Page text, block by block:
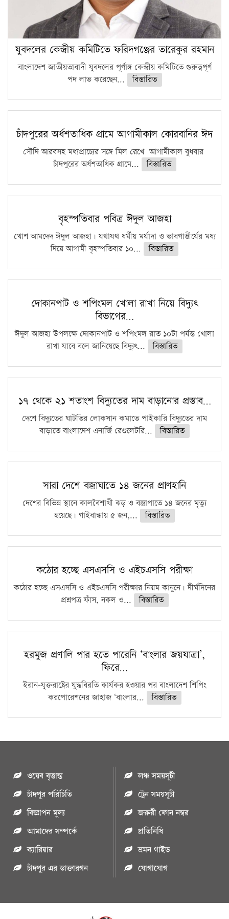
যুবদলের কেন্দ্রীয় কমিটিতে ফরিদগঞ্জের তারেকুর রহমান
বাংলাদেশ জাতীয়তাবাদী যুবদলের পূর্ণাঙ্গ কেন্দ্রীয় কমিটিতে গুরুত্বপূর্ণ
পদ লাভ করেছেন...
বিস্তারিত
চাঁদপুরের অর্ধশতাধিক গ্রামে আগামীকাল কোরবানির ঈদ
সৌদি আরবসহ মধ্যপ্রাচ্যের সঙ্গে মিল রেখে আগামীকাল বুধবার
চাঁদপুরের অর্ধশতাধিক গ্রামে...
বিস্তারিত
বৃহস্পতিবার পবিত্র ঈদুল আজহা
খোশ আমদেদ ঈদুল আজহা। যথাযথ ধর্মীয় মর্যাদা ও ভাবগাম্ভীর্যের মধ্য
দিয়ে আগামী বৃহস্পতিবার ১০...
বিস্তারিত
দোকানপাট ও শপিংমল খোলা রাখা নিয়ে বিদ্যুৎ
বিভাগের…
ঈদুল আজহা উপলক্ষে দোকানপাট ও শপিংমল রাত ১০টা পর্যন্ত খোলা
রাখা যাবে বলে জানিয়েছে বিদ্যুৎ...
বিস্তারিত
১৭ থেকে ২১ শতাংশ বিদ্যুতের দাম বাড়ানোর প্রস্তাব…
দেশে বিদ্যুতের ঘাটতির লোকসান কমাতে পাইকারি বিদ্যুতের দাম
বাড়াতে বাংলাদেশ এনার্জি রেগুলেটরি...
বিস্তারিত
সারা দেশে বজ্রাঘাতে ১৪ জনের প্রাণহানি
দেশের বিভিন্ন স্থানে কালবৈশাখী ঝড় ও বজ্রাপাতে ১৪ জনের মৃত্যু
হয়েছে। গাইবান্ধায় ৫ জন,...
বিস্তারিত
কঠোর হচ্ছে এসএসসি ও এইচএসসি পরীক্ষা
কঠোর হচ্ছে এসএসসি ও এইচএসসি পরীক্ষার নিয়ম কানুনে। দীর্ঘদিনের
প্রশ্নপত্র ফাঁস, নকল ও...
বিস্তারিত
হরমুজ প্রণালি পার হতে পারেনি ‘বাংলার জয়যাত্রা’,
ফিরে…
ইরান-যুক্তরাষ্ট্রের যুদ্ধবিরতি কার্যকর হওয়ার পর বাংলাদেশ শিপিং
করপোরেশনের জাহাজ ‘বাংলার...
বিস্তারিত
ওয়েব বৃত্তান্ত
চাঁদপুর পরিচিতি
বিজ্ঞাপন মুল্য
আমাদের সম্পর্কে
ক্যারিয়ার
চাঁদপুর এর ডাক্তারগন
লঞ্চ সময়সূচী
ট্রেন সময়সূচী
জরুরী ফোন নম্বর
প্রতিনিধি
ভ্রমন গাইড
যোগাযোগ